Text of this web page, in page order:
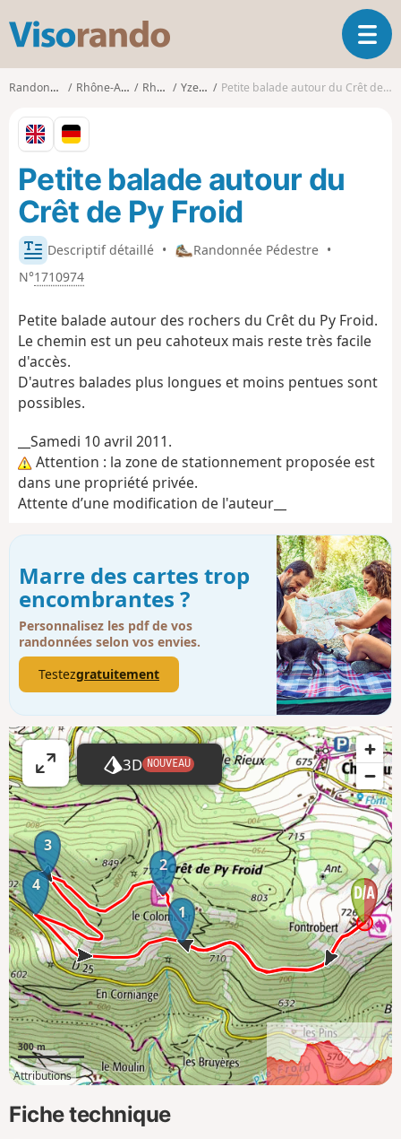
s
o
o
O
u
i
o
Randonnées Rhône-Alpes Rhône Yzeron Petite balade autour du Crêt de Py Froid
Descriptif détaillé • Randonnée Pédestre •
N°1710974
Petite balade autour du
Crêt de Py Froid
Petite balade autour des rochers du Crêt du Py Froid.
Le chemin est un peu cahoteux mais reste très facile
d'accès.
D'autres balades plus longues et moins pentues sont
possibles.
__Samedi 10 avril 2011.
Attention : la zone de stationnement proposée est
dans une propriété privée.
Attente d’une modification de l'auteur__
Marre des cartes trop
encombrantes ?
Personnalisez les pdf de vos
randonnées selon vos envies.
Testezgratuitement
A
ff
i
c
h
e
r
l
a
c
a
r
t
e
n
3D NOUVEAU
1
2
3
4
300 m
Attributions
Fiche technique